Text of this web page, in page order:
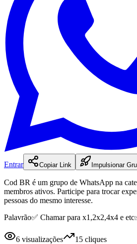
Entrar Copiar Link Impulsionar
Cod BR é um grupo de WhatsApp na
membros ativos. Participe para trocar
pessoas do mesmo interesse.
Palavrão✅️ Chamar para x1,2x2,4x4 e
6 visualizações 15 cliques